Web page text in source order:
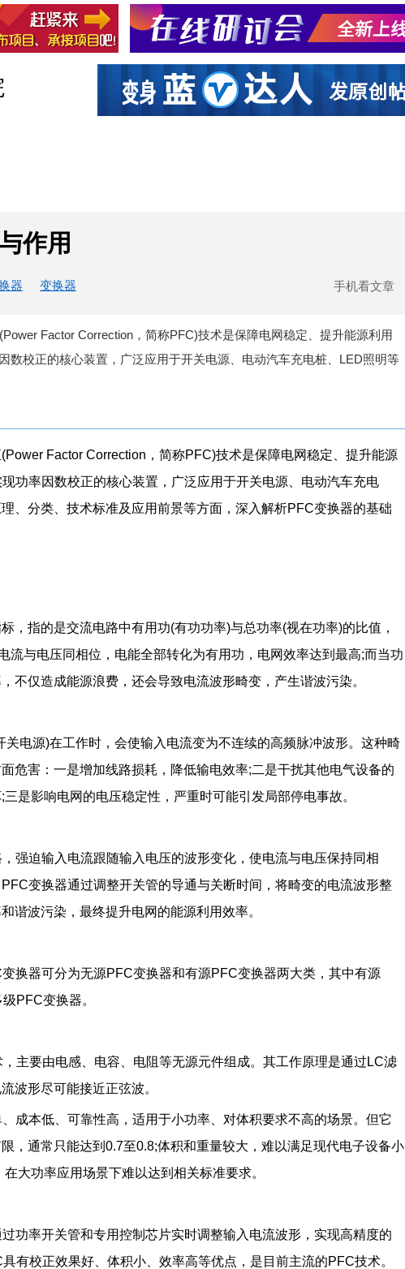
作用
器 变换器 手机看文章
Factor Correction，简称PFC)技术是保障电网稳定、提升能源利用
数校正的核心装置，广泛应用于开关电源、电动汽车充电桩、LED照明等
Factor Correction，简称PFC)技术是保障电网稳定、提升能源
功率因数校正的核心装置，广泛应用于开关电源、电动汽车充电
、分类、技术标准及应用前景等方面，深入解析PFC变换器的基础
，指的是交流电路中有用功(有功功率)与总功率(视在功率)的比值，
流与电压同相位，电能全部转化为有用功，电网效率达到最高;而当功
不仅造成能源浪费，还会导致电流波形畸变，产生谐波污染。
电源)在工作时，会使输入电流变为不连续的高频脉冲波形。这种畸
危害：一是增加线路损耗，降低输电效率;二是干扰其他电气设备的
是影响电网的电压稳定性，严重时可能引发局部停电事故。
强迫输入电流跟随输入电压的波形变化，使电流与电压保持同相
变换器通过调整开关管的导通与关断时间，将畸变的电流波形整
谐波污染，最终提升电网的能源利用效率。
换器可分为无源PFC变换器和有源PFC变换器两大类，其中有源
PFC变换器。
主要由电感、电容、电阻等无源元件组成。其工作原理是通过LC滤
波形尽可能接近正弦波。
成本低、可靠性高，适用于小功率、对体积要求不高的场景。但它
，通常只能达到0.7至0.8;体积和重量较大，难以满足现代电子设备小
大功率应用场景下难以达到相关标准要求。
功率开关管和专用控制芯片实时调整输入电流波形，实现高精度的
有校正效果好、体积小、效率高等优点，是目前主流的PFC技术。